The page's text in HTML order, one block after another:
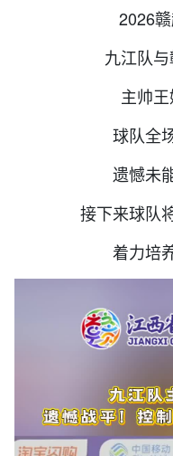
2026赣
九江队与
主帅王
球队全
遗憾未
接下来球队
着力培